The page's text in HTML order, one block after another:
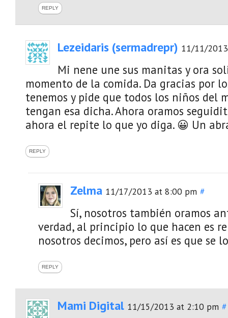
REPLY
Lezeidaris (sermadrepr) 11/11/
Mi nene une sus manitas y ora
momento de la comida. Da gracias por
tenemos y pide que todos los niños del
tengan esa dicha. Ahora oramos
ahora el repite lo que yo diga. 😀 Un
REPLY
Zelma 11/17/2013 at 8:00 pm #
Sí, nosotros también oramos
verdad, al principio lo que hacen es
nosotros decimos, pero así es que se
REPLY
Mami Digital 11/15/2013 at 2:10 pm #